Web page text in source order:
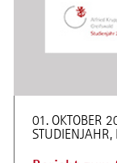
01. OKTOBER